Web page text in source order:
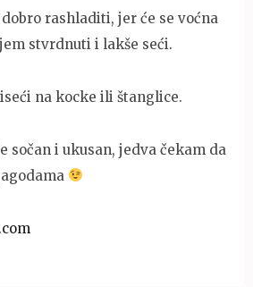
rashladiti, jer će se voćna
stvrdnuti i lakše seći.
na kocke ili štanglice.
sočan i ukusan, jedva čekam da